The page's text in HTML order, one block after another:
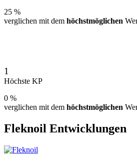
25 %
verglichen mit dem höchstmöglichen
1
Höchste KP
0 %
verglichen mit dem höchstmöglichen
Fleknoil Entwicklungen